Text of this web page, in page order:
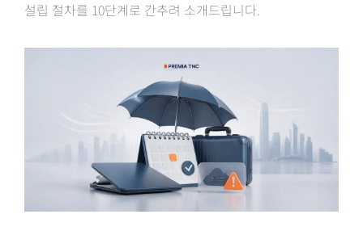
설립 절차를 10단계로 간추려 소개드립니다.